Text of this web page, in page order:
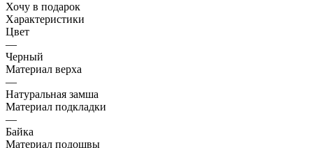
Хочу в подарок
Характеристики
Цвет
—
Черный
Материал верха
—
Натуральная замша
Материал подкладки
—
Байка
Материал подошвы